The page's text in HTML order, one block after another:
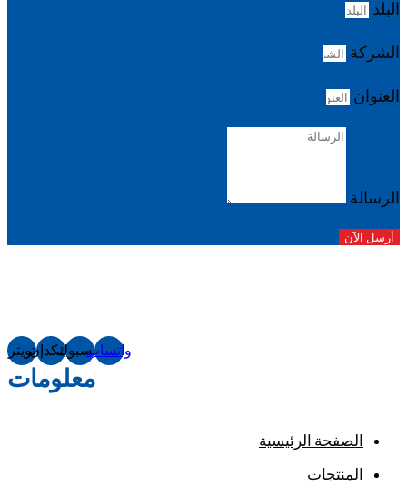
البلد
الشركة
العنوان
الرسالة
أرسل الآن
واتسابفيسبوكلينكدإنتويتر
معلومات
الصفحة الرئيسية
المنتجات